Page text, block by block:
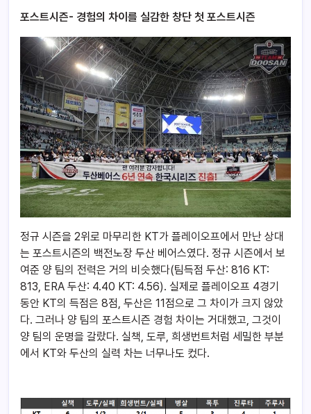
포스트시즌- 경험의 차이를 실감한 창단 첫 포스트시즌
정규 시즌을 2위로 마무리한 KT가 플레이오프에서 만난 상대
는 포스트시즌의 백전노장 두산 베어스였다. 정규 시즌에서 보
여준 양 팀의 전력은 거의 비슷했다(팀득점 두산: 816 KT:
813, ERA 두산: 4.40 KT: 4.56). 실제로 플레이오프 4경기
동안 KT의 득점은 8점, 두산은 11점으로 그 차이가 크지 않았
다. 그러나 양 팀의 포스트시즌 경험 차이는 거대했고, 그것이
양 팀의 운명을 갈랐다. 실책, 도루, 희생번트처럼 세밀한 부분
에서 KT와 두산의 실력 차는 너무나도 컸다.